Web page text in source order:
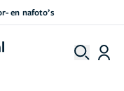
en nafoto’s